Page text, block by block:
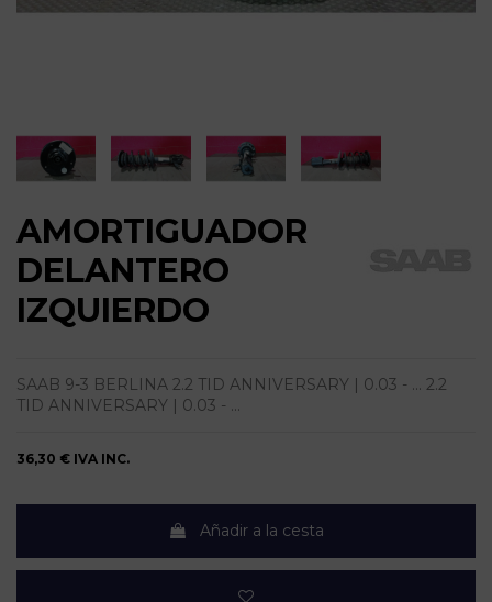
AMORTIGUADOR
DELANTERO
IZQUIERDO
SAAB 9-3 BERLINA 2.2 TID ANNIVERSARY | 0.03 - ... 2.2
TID ANNIVERSARY | 0.03 - ...
36,30 € IVA INC.
Añadir a la cesta